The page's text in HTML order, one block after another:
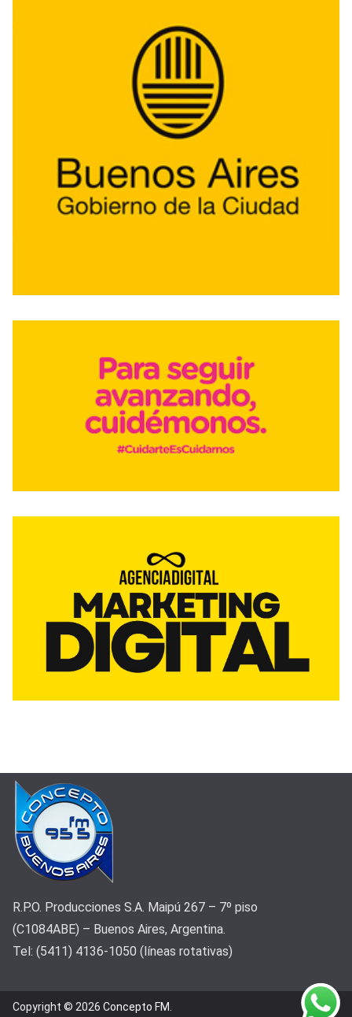
R.P.O. Producciones S.A. Maipú 267 – 7º piso
(C1084ABE) – Buenos Aires, Argentina.
Tel: (5411) 4136-1050 (líneas rotativas)
Copyright © 2026 Concepto FM